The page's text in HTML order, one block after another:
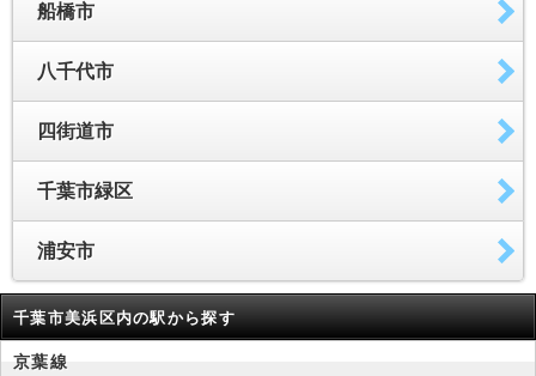
船橋市
八千代市
四街道市
千葉市緑区
浦安市
千葉市美浜区内の駅から探す
京葉線